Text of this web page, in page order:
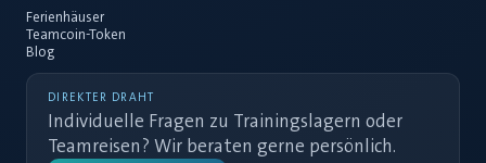
Ferienhäuser
Teamcoin-Token
Blog
DIREKTER DRAHT
Individuelle Fragen zu Trainingslagern oder
Teamreisen? Wir beraten gerne persönlich.